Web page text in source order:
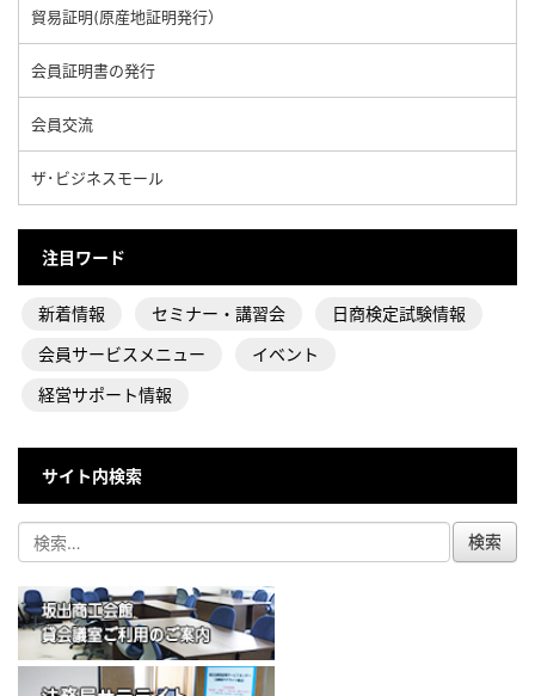
貿易証明(原産地証明発行）
会員証明書の発行
会員交流
ザ･ビジネスモール
注目ワード
新着情報 セミナー・講習会
日商検定試験情報
会員サービスメニュー
イベント
経営サポート情報
サイト内検索